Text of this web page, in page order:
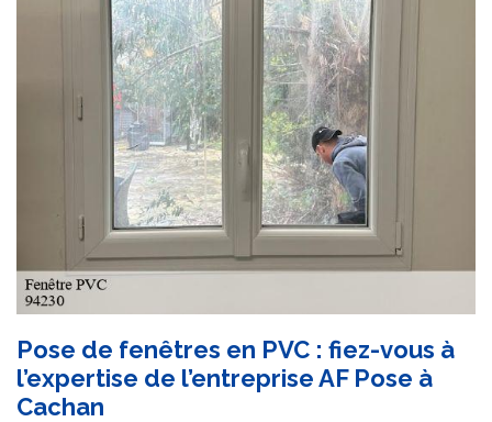
Pose de fenêtres en PVC : fiez-vous à
l’expertise de l’entreprise AF Pose à
Cachan